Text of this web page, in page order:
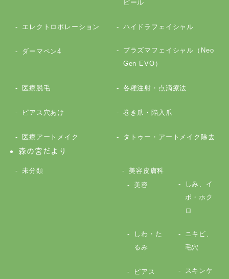
ピール
エレクトロポレーション ハイドラフェイシャル
ダーマペン4
プラズマフェイシャル（Neo
Gen EVO）
医療脱毛 各種注射・点滴療法
ピアス穴あけ 巻き爪・陥入爪
医療アートメイク
タトゥー・アートメイク除去
森の宮だより
未分類
美容皮膚科
美容
しみ、イ
ボ・ホク
ロ
しわ・た
るみ
ニキビ、
毛穴
ピアス
スキンケ